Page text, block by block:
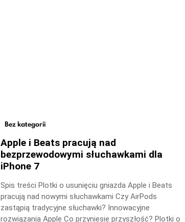
Bez kategorii
Apple i Beats pracują nad
bezprzewodowymi słuchawkami dla
iPhone 7
Spis treści Plotki o usunięciu gniazda Apple i Beats
pracują nad nowymi słuchawkami Czy AirPods
zastąpią tradycyjne słuchawki? Innowacyjne
rozwiązania Apple Co przyniesie przyszłość? Plotki o